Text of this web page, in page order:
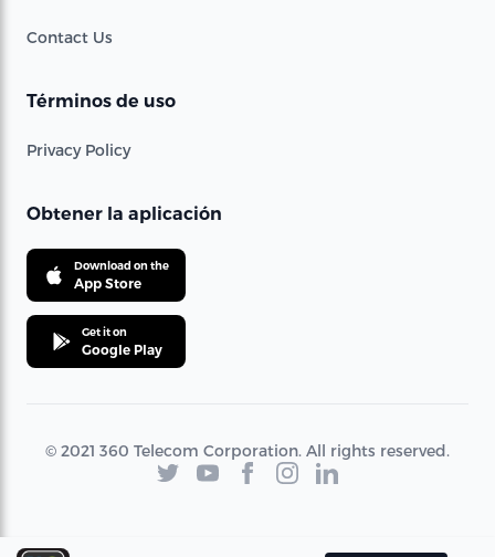
Contact Us
Términos de uso
Privacy Policy
Obtener la aplicación
Download on the
App Store
Get it on
Google Play
© 2021 360 Telecom Corporation. All rights reserved.